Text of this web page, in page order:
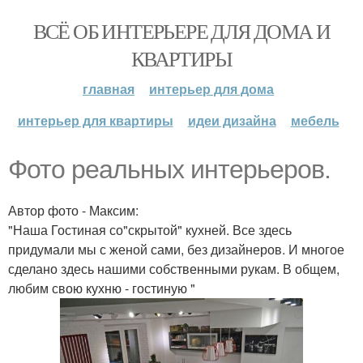
ВСЁ ОБ ИНТЕРЬЕРЕ ДЛЯ ДОМА И
КВАРТИРЫ
главная
интерьер для дома
интерьер для квартиры
идеи дизайна мебель
Фото реальных интерьеров.
Автор фото - Максим:
"Наша Гостиная со"скрытой" кухней. Все здесь
придумали мы с женой сами, без дизайнеров. И многое
сделано здесь нашими собственными рукам. В общем,
любим свою кухню - гостиную "